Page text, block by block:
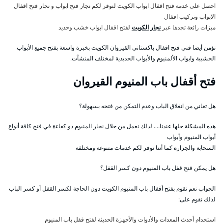
احصل على خدمة فتح اقفال ابواب الكويت لنوفر لكم نجار فتح ابواب و نجار فتح اقفال
الابواب وتركيب اقفال
ميزات رائعة تجدها عبر نجار الكويت لفتح اقفال ابواب خشب وحديد
نؤمن أيضا فني فتح اقفال باكستاني القيروان الكويت بخبرة واسعة بفتح جميع الأبواب
الخشبية وابواب الألمنيوم والأبواب الحديدية لمختلف المنشآت.
فتح أقفال باب المنيوم القيروان
هل تعاني من انغلاق الباب وعدم التمكن من فتحه بسهولة؟
هذه المشكلة حلها عندنا…. لذلك نعمل من خلال نجار المنيوم ذو كفاءة في فتح كافة أنواع
أبواب المنيوم وأبواب
السحابة والجرارة كما أننا نوفر لكم خدمات متنوعة ومختلفة
هل يمكن فتح قفل باب المنيوم دون كسر القفل؟
الجواب نعم نقوم بفتح أقفال باب المنيوم الكويت دون الحاجة لكسر القفل أو كسر الباب
لذلك نقوم على:
استخدام أحدث المعدات والأدوات والأجهزة الحديثة لفتح قفل باب المنيوم